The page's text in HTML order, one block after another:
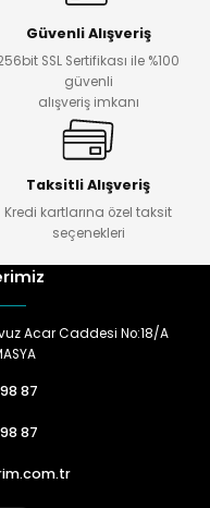
Güvenli Alışveriş
SSL Sertifikası ile %100
güvenli
alışveriş imkanı
Taksitli Alışveriş
Kredi kartlarına özel taksit
seçenekleri
Acar Caddesi No:18/A
87
87